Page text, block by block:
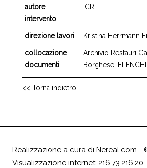
autore
intervento
ICR
direzione lavori Kristina Herrmann
collocazione
documenti
Archivio Restauri
Borghese: ELENCHI
<< Torna indietro
Realizzazione a cura di Nereal.com -
Visualizzazione internet: 216.73.216.20